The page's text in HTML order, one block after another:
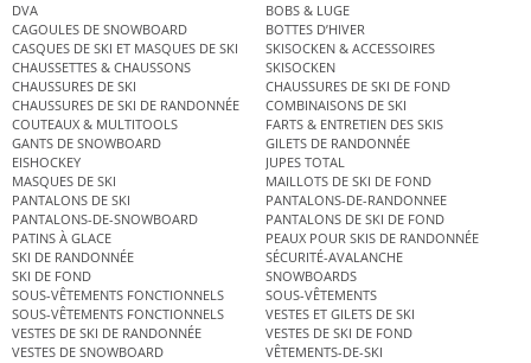
DVA
BOBS & LUGE
CAGOULES DE SNOWBOARD
BOTTES D’HIVER
CASQUES DE SKI ET MASQUES DE SKI
SKISOCKEN & ACCESSOIRES
CHAUSSETTES & CHAUSSONS
SKISOCKEN
CHAUSSURES DE SKI
CHAUSSURES DE SKI DE FOND
CHAUSSURES DE SKI DE RANDONNÉE
COMBINAISONS DE SKI
COUTEAUX & MULTITOOLS
FARTS & ENTRETIEN DES SKIS
GANTS DE SNOWBOARD
GILETS DE RANDONNÉE
EISHOCKEY
JUPES TOTAL
MASQUES DE SKI
MAILLOTS DE SKI DE FOND
PANTALONS DE SKI
PANTALONS-DE-RANDONNEE
PANTALONS-DE-SNOWBOARD
PANTALONS DE SKI DE FOND
PATINS À GLACE
PEAUX POUR SKIS DE RANDONNÉE
SKI DE RANDONNÉE
SÉCURITÉ-AVALANCHE
SKI DE FOND
SNOWBOARDS
SOUS-VÊTEMENTS FONCTIONNELS
SOUS-VÊTEMENTS
SOUS-VÊTEMENTS FONCTIONNELS
VESTES ET GILETS DE SKI
VESTES DE SKI DE RANDONNÉE
VESTES DE SKI DE FOND
VESTES DE SNOWBOARD
VÊTEMENTS-DE-SKI